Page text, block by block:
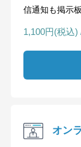
信通知も掲示
1,100円(税込)
オン